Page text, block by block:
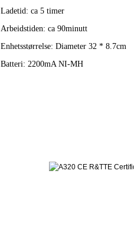
Ladetid: ca 5 timer
Arbeidstiden: ca 90minutt
Enhetsstørrelse: Diameter 32 * 8.7cm
Batteri: 2200mA NI-MH